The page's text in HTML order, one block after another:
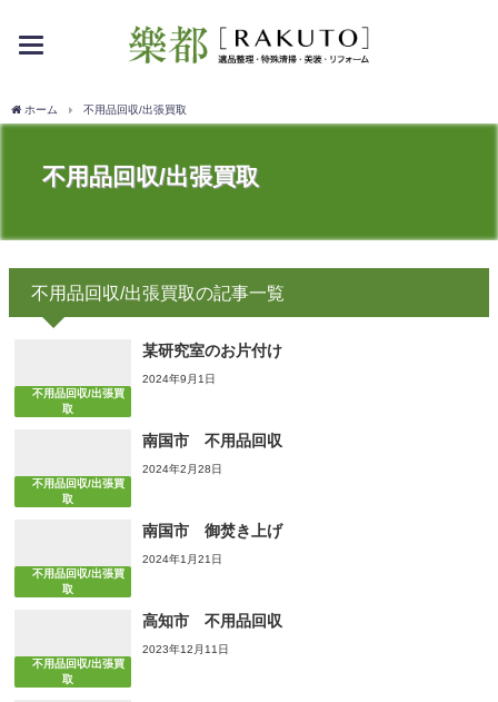
toggle
ホーム 不用品回収/出張買取
不用品回収/出張買取
不用品回収/出張買取の記事一覧
不用品回収/出張買
取
某研究室のお片付け
2024年9月1日
不用品回収/出張買
取
南国市 不用品回収
2024年2月28日
不用品回収/出張買
取
南国市 御焚き上げ
2024年1月21日
不用品回収/出張買
取
高知市 不用品回収
2023年12月11日